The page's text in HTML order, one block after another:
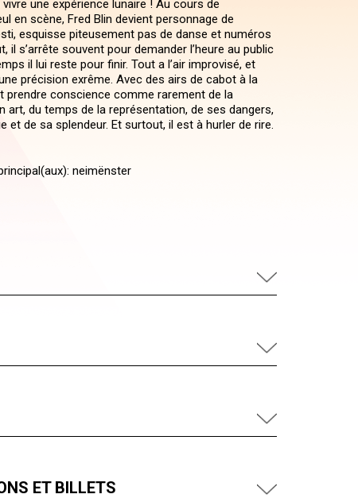
une expérience lunaire ! Au cours de
en scène, Fred Blin devient personnage de
esquisse piteusement pas de danse et numéros
il s’arrête souvent pour demander l’heure au public
il lui reste pour finir. Tout a l’air improvisé, et
précision exrême. Avec des airs de cabot à la
prendre conscience comme rarement de la
art, du temps de la représentation, de ses dangers,
et de sa splendeur. Et surtout, il est à hurler de rire.
neimënster
ET BILLETS